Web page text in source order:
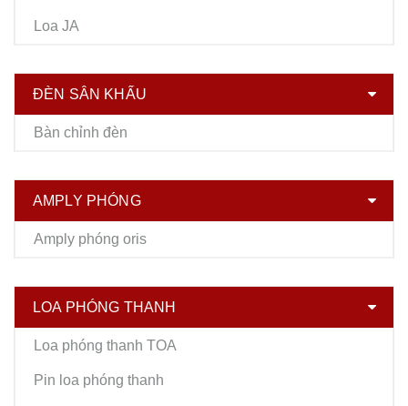
Loa JA
ĐÈN SÂN KHẤU
Bàn chỉnh đèn
AMPLY PHÓNG
Amply phóng oris
LOA PHÓNG THANH
Loa phóng thanh TOA
Pin loa phóng thanh